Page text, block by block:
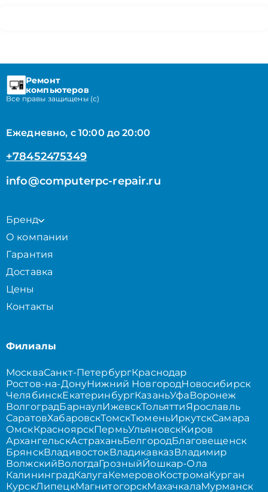
Ремонт
компьютеров
Все правы защищены (с)
Ежедневно, с 10:00 до 20:00
+78452475349
info@computerpc-repair.ru
Бренд
О компании
Гарантия
Доставка
Цены
Контакты
Филиалы
МоскваСанкт-ПетербургКраснодар
Ростов-на-ДонуНижний НовгородНовосибирск
ЧелябинскЕкатеринбургКазаньУфаВоронеж
ВолгоградБарнаулИжевскТольяттиЯрославль
СаратовХабаровскТомскТюменьИркутскСамара
ОмскКрасноярскПермьУльяновскКиров
АрхангельскАстраханьБелгородБлаговещенск
БрянскВладивостокВладикавказВладимир
ВолжскийВологдаГрозныйЙошкар-Ола
КалининградКалугаКемеровоКостромаКурган
КурскЛипецкМагнитогорскМахачкалаМурманск